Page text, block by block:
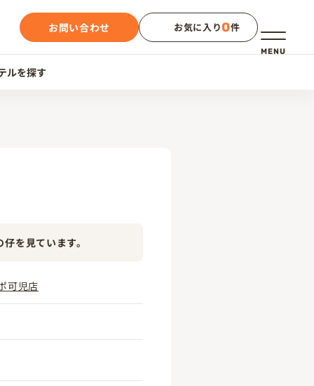
メニュー
MENU
お問い合わせ お気に入り0件
ルを探す
を見ています。
可児店